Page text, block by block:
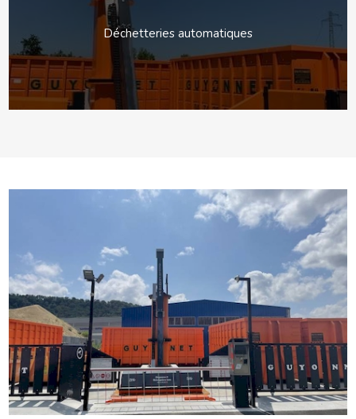
Déchetteries automatiques